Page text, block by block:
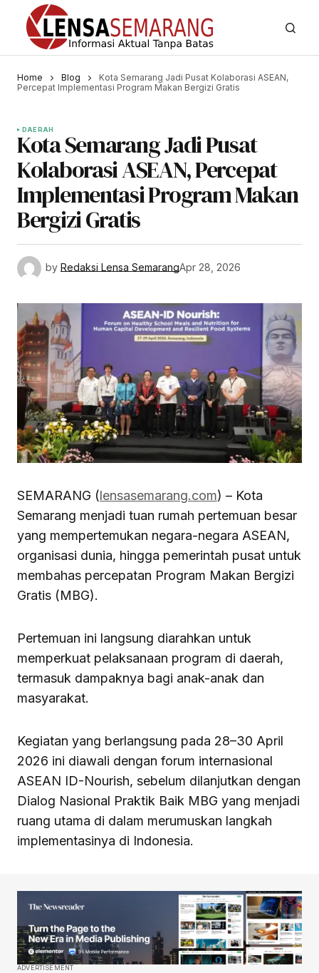
Home Blog
Kota Semarang Jadi Pusat Kolaborasi ASEAN,
Percepat Implementasi Program Makan Bergizi Gratis
DAERAH
Kota Semarang Jadi Pusat
Kolaborasi ASEAN, Percepat
Implementasi Program Makan
Bergizi Gratis
by Redaksi Lensa SemarangApr 28, 2026
SEMARANG (lensasemarang.com) – Kota
Semarang menjadi tuan rumah pertemuan besar
yang mempertemukan negara-negara ASEAN,
organisasi dunia, hingga pemerintah pusat untuk
membahas percepatan Program Makan Bergizi
Gratis (MBG).
Pertemuan ini langsung diarahkan untuk
memperkuat pelaksanaan program di daerah,
termasuk dampaknya bagi anak-anak dan
masyarakat.
Kegiatan yang berlangsung pada 28–30 April
2026 ini diawali dengan forum internasional
ASEAN ID-Nourish, sebelum dilanjutkan dengan
Dialog Nasional Praktik Baik MBG yang menjadi
ruang utama di dalam merumuskan langkah
implementasinya di Indonesia.
ADVERTISEMENT